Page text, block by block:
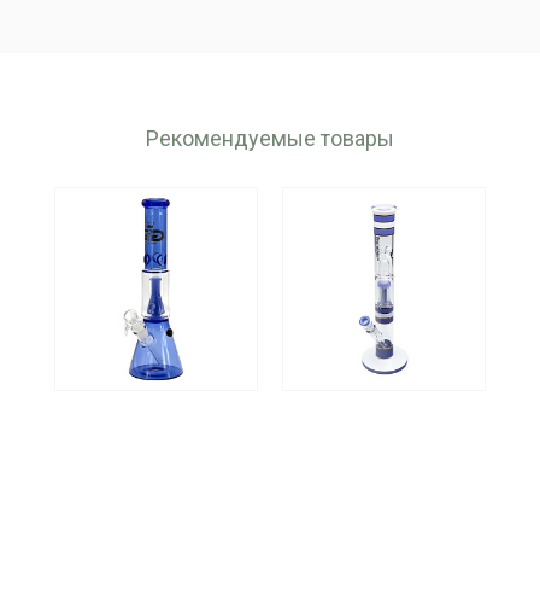
Рекомендуемые товары